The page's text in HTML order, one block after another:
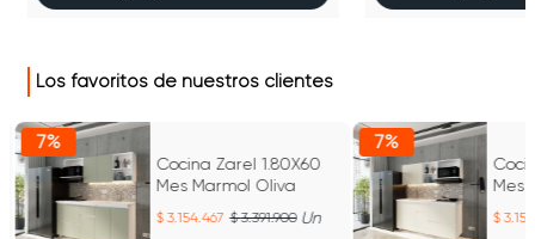
Los favoritos de nuestros clientes
7%
Cocina Zarel 1.80X60
Mes Marmol Oliva
3.154.467 3.391.900 Un
7%
Mes